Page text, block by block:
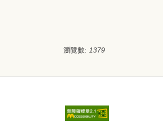
瀏覽數: 1379